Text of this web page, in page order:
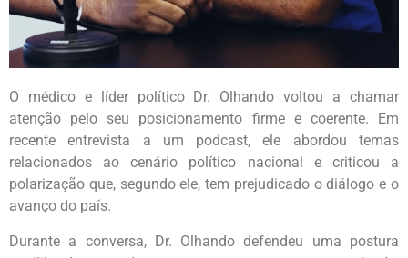
O médico e líder político Dr. Olhando voltou a chamar
atenção pelo seu posicionamento firme e coerente. Em
recente entrevista a um podcast, ele abordou temas
relacionados ao cenário político nacional e criticou a
polarização que, segundo ele, tem prejudicado o diálogo e o
avanço do país.
Durante a conversa, Dr. Olhando defendeu uma postura